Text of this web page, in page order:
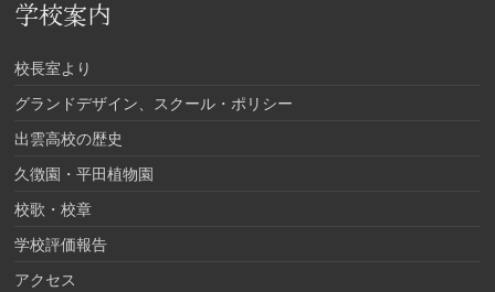
学校案内
校長室より
グランドデザイン、スクール・ポリシー
出雲高校の歴史
久徴園・平田植物園
校歌・校章
学校評価報告
アクセス